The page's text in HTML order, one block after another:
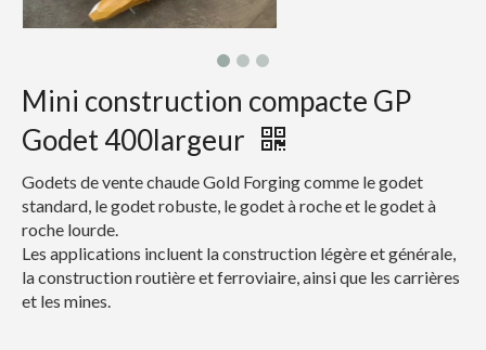
Mini construction compacte GP
Godet 400largeur
Godets de vente chaude Gold Forging comme le godet
standard, le godet robuste, le godet à roche et le godet à
roche lourde.
Les applications incluent la construction légère et générale,
la construction routière et ferroviaire, ainsi que les carrières
et les mines.